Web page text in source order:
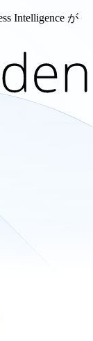
Intelligence が